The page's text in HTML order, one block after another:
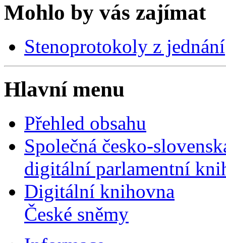
Mohlo by vás zajímat
Stenoprotokoly z jednání
Hlavní menu
Přehled obsahu
Společná česko-
digitální parlamentní
Digitální knihovna
České sněmy